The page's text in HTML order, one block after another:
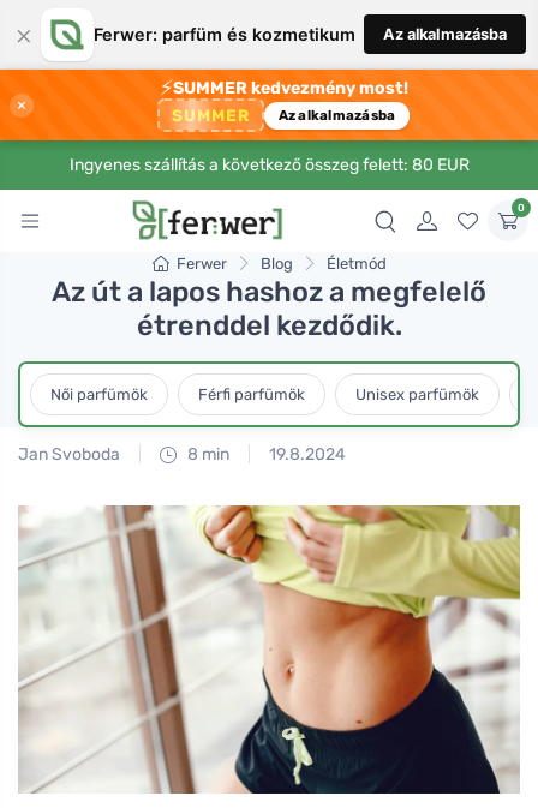
× Ferwer: parfüm és kozmetikum Az alkalmazásba
×
⚡SUMMER kedvezmény most!
SUMMER Az alkalmazásba
Ingyenes szállítás a következő összeg felett: 80 EUR
0
Ferwer Blog Életmód
Az út a lapos hashoz a megfelelő
étrenddel kezdődik.
Női parfümök Férfi parfümök Unisex parfümök
Jan Svoboda 8 min 19.8.2024